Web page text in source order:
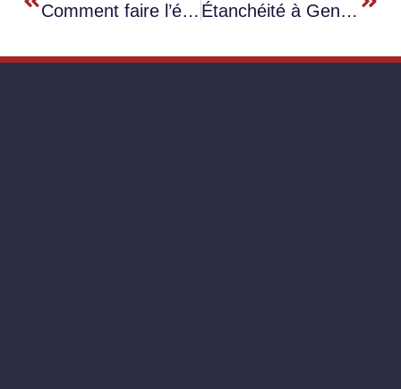
Comment faire l’étanchéité d’un toit terrasse ? Guide complet 2025 Étanchéité à Genève pour toitures plates : quels sont les nouveaux matériaux sur le marché ?